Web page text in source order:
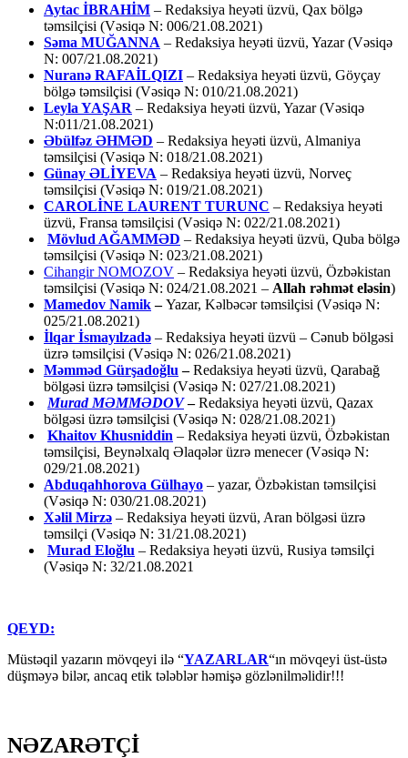
Aytac İBRAHİM – Redaksiya heyəti üzvü, Qax bölgə
təmsilçisi (Vəsiqə N: 006/21.08.2021)
Səma MUĞANNA – Redaksiya heyəti üzvü, Yazar (Vəsiqə
N: 007/21.08.2021)
Nuranə RAFAİLQIZI – Redaksiya heyəti üzvü, Göyçay
bölgə təmsilçisi (Vəsiqə N: 010/21.08.2021)
Leyla YAŞAR – Redaksiya heyəti üzvü, Yazar (Vəsiqə
N:011/21.08.2021)
Əbülfəz ƏHMƏD – Redaksiya heyəti üzvü, Almaniya
təmsilçisi (Vəsiqə N: 018/21.08.2021)
Günay ƏLİYEVA – Redaksiya heyəti üzvü, Norveç
təmsilçisi (Vəsiqə N: 019/21.08.2021)
CAROLİNE LAURENT TURUNC – Redaksiya heyəti
üzvü, Fransa təmsilçisi (Vəsiqə N: 022/21.08.2021)
Mövlud AĞAMMƏD – Redaksiya heyəti üzvü, Quba bölgə
təmsilçisi (Vəsiqə N: 023/21.08.2021)
Cihangir NOMOZOV – Redaksiya heyəti üzvü, Özbəkistan
təmsilçisi (Vəsiqə N: 024/21.08.2021 – Allah rəhmət eləsin)
Mamedov Namik–Yazar, Kəlbəcər təmsilçisi (Vəsiqə N:
025/21.08.2021)
İlqar İsmayılzadə – Redaksiya heyəti üzvü – Cənub bölgəsi
üzrə təmsilçisi (Vəsiqə N: 026/21.08.2021)
Məmməd Gürşadoğlu –Redaksiya heyəti üzvü, Qarabağ
bölgəsi üzrə təmsilçisi (Vəsiqə N: 027/21.08.2021)
Murad MƏMMƏDOV –Redaksiya heyəti üzvü, Qazax
bölgəsi üzrə təmsilçisi (Vəsiqə N: 028/21.08.2021)
Khaitov Khusniddin – Redaksiya heyəti üzvü, Özbəkistan
təmsilçisi, Beynəlxalq Əlaqələr üzrə menecer (Vəsiqə N:
029/21.08.2021)
Abduqahhorova Gülhayo – yazar, Özbəkistan təmsilçisi
(Vəsiqə N: 030/21.08.2021)
Xəlil Mirzə – Redaksiya heyəti üzvü, Aran bölgəsi üzrə
təmsilçi (Vəsiqə N: 31/21.08.2021)
Murad Eloğlu – Redaksiya heyəti üzvü, Rusiya təmsilçi
(Vəsiqə N: 32/21.08.2021
QEYD:
Müstəqil yazarın mövqeyi ilə “YAZARLAR“ın mövqeyi üst-üstə
düşməyə bilər, ancaq etik tələblər həmişə gözlənilməlidir!!!
NƏZARƏTÇİ